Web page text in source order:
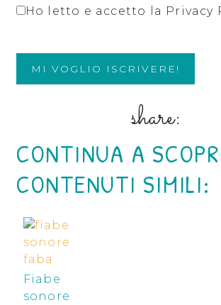
Ho letto e accetto la Privacy
CONTINUA A
CONTENUTI SIMILI:
Fiabe
sonore